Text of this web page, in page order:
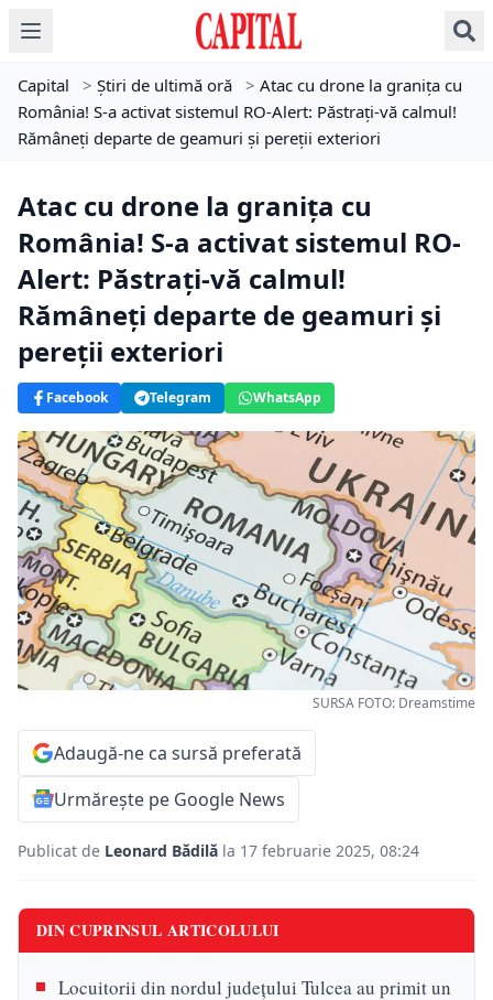
Capital > Știri de ultimă oră > Atac cu drone la granița cu
România! S-a activat sistemul RO-Alert: Păstraţi-vă calmul!
Rămâneţi departe de geamuri şi pereţii exteriori
Atac cu drone la granița cu
România! S-a activat sistemul RO-
Alert: Păstraţi-vă calmul!
Rămâneţi departe de geamuri şi
pereţii exteriori
Facebook Telegram WhatsApp
SURSA FOTO: Dreamstime
Adaugă-ne ca sursă preferată
Urmărește pe Google News
Publicat de Leonard Bădilă la 17 februarie 2025, 08:24
DIN CUPRINSUL ARTICOLULUI
Locuitorii din nordul județului Tulcea au primit un